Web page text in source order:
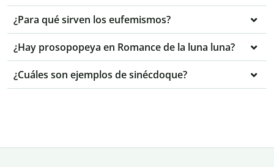
¿Para qué sirven los eufemismos?
¿Hay prosopopeya en Romance de la luna luna?
¿Cuáles son ejemplos de sinécdoque?